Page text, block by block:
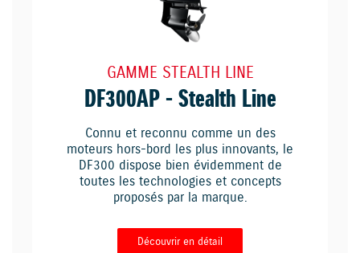
GAMME STEALTH LINE
DF300AP - Stealth Line
Connu et reconnu comme un des
moteurs hors-bord les plus innovants, le
DF300 dispose bien évidemment de
toutes les technologies et concepts
proposés par la marque.
Découvrir en détail